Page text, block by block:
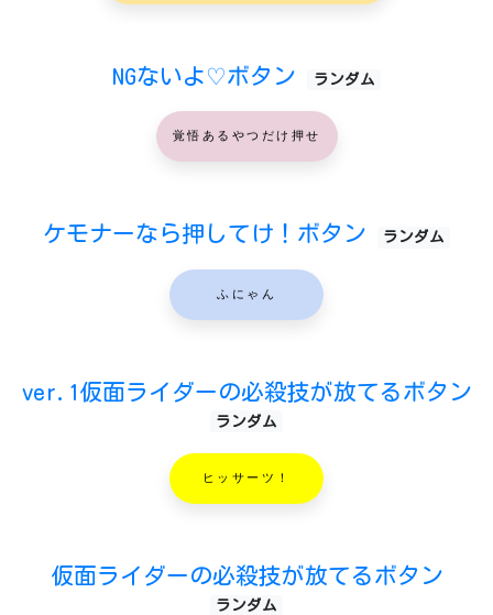
NGないよ♡ボタン ランダム
覚悟あるやつだけ押せ
ケモナーなら押してけ！ボタン ランダム
ふにゃん
ver.1仮面ライダーの必殺技が放てるボタン
ランダム
ヒッサーツ！
仮面ライダーの必殺技が放てるボタン
ランダム